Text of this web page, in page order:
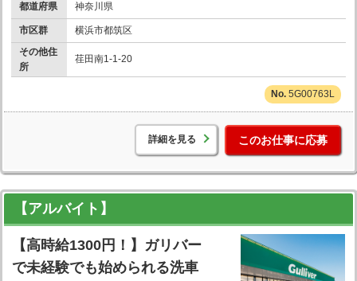
都道府県 神奈川県
市区群
横浜市都筑区
その他住
所
荏田南1-1-20
5G00763L
詳細を見る このお仕事に応募
【アルバイト】
【高時給1300円！】ガリバー
で未経験でも始められる洗車